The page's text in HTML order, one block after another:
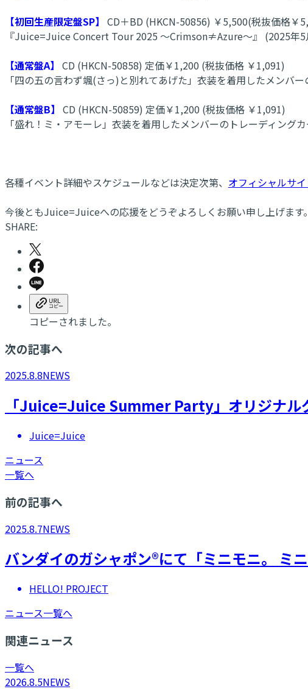
【初回生産限定盤SP】 CD＋BD (HKCN-50856) ￥5,500(税抜価格￥
『Juice=Juice Concert Tour 2025 ～Crimson≠Azure～』 (2025年
【通常盤A】 CD (HKCN-50858) 定価￥1,200 (税抜価格 ￥1,091)
「四の五の言わず颯(さっ)と別れてあげた」衣装を着用したメンバ
【通常盤B】 CD (HKCN-50859) 定価￥1,200 (税抜価格 ￥1,091)
「盛れ！ミ・アモーレ」衣装を着用したメンバーのトレーディン
各種イベント詳細やスケジュールなどは決定次第、 オフィシャルサイ
今後ともJuice=Juiceへの応援をどうぞよろしくお願い申し上げます。
SHARE:
コピーされました。
次の記事へ
2025.8.8NEWS
「Juice=Juice Summer Party」オリジナル
Juice=Juice
ニュース
一覧へ
前の記事へ
2025.8.7NEWS
バンダイのガシャポン®にて「ミニモニ。 ミ
HELLO! PROJECT
ニュース一覧へ
関連ニュース
一覧へ
2026.8.5NEWS